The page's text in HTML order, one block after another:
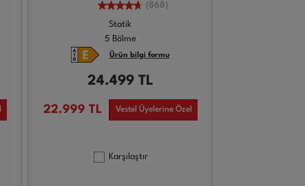
(868)
Statik
5 Bölme
Ürün bilgi formu
24.499 TL
22.999 TL Vestel Üyelerine Özel
Karşılaştır